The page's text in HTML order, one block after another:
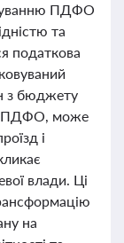
ПДФО
та
податкова
з бюджету
ПДФО, може
і
влади. Ці
на